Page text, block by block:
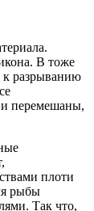
В тоже
к разрыванию
и перемешаны,
плоти
рыбы
Так что,